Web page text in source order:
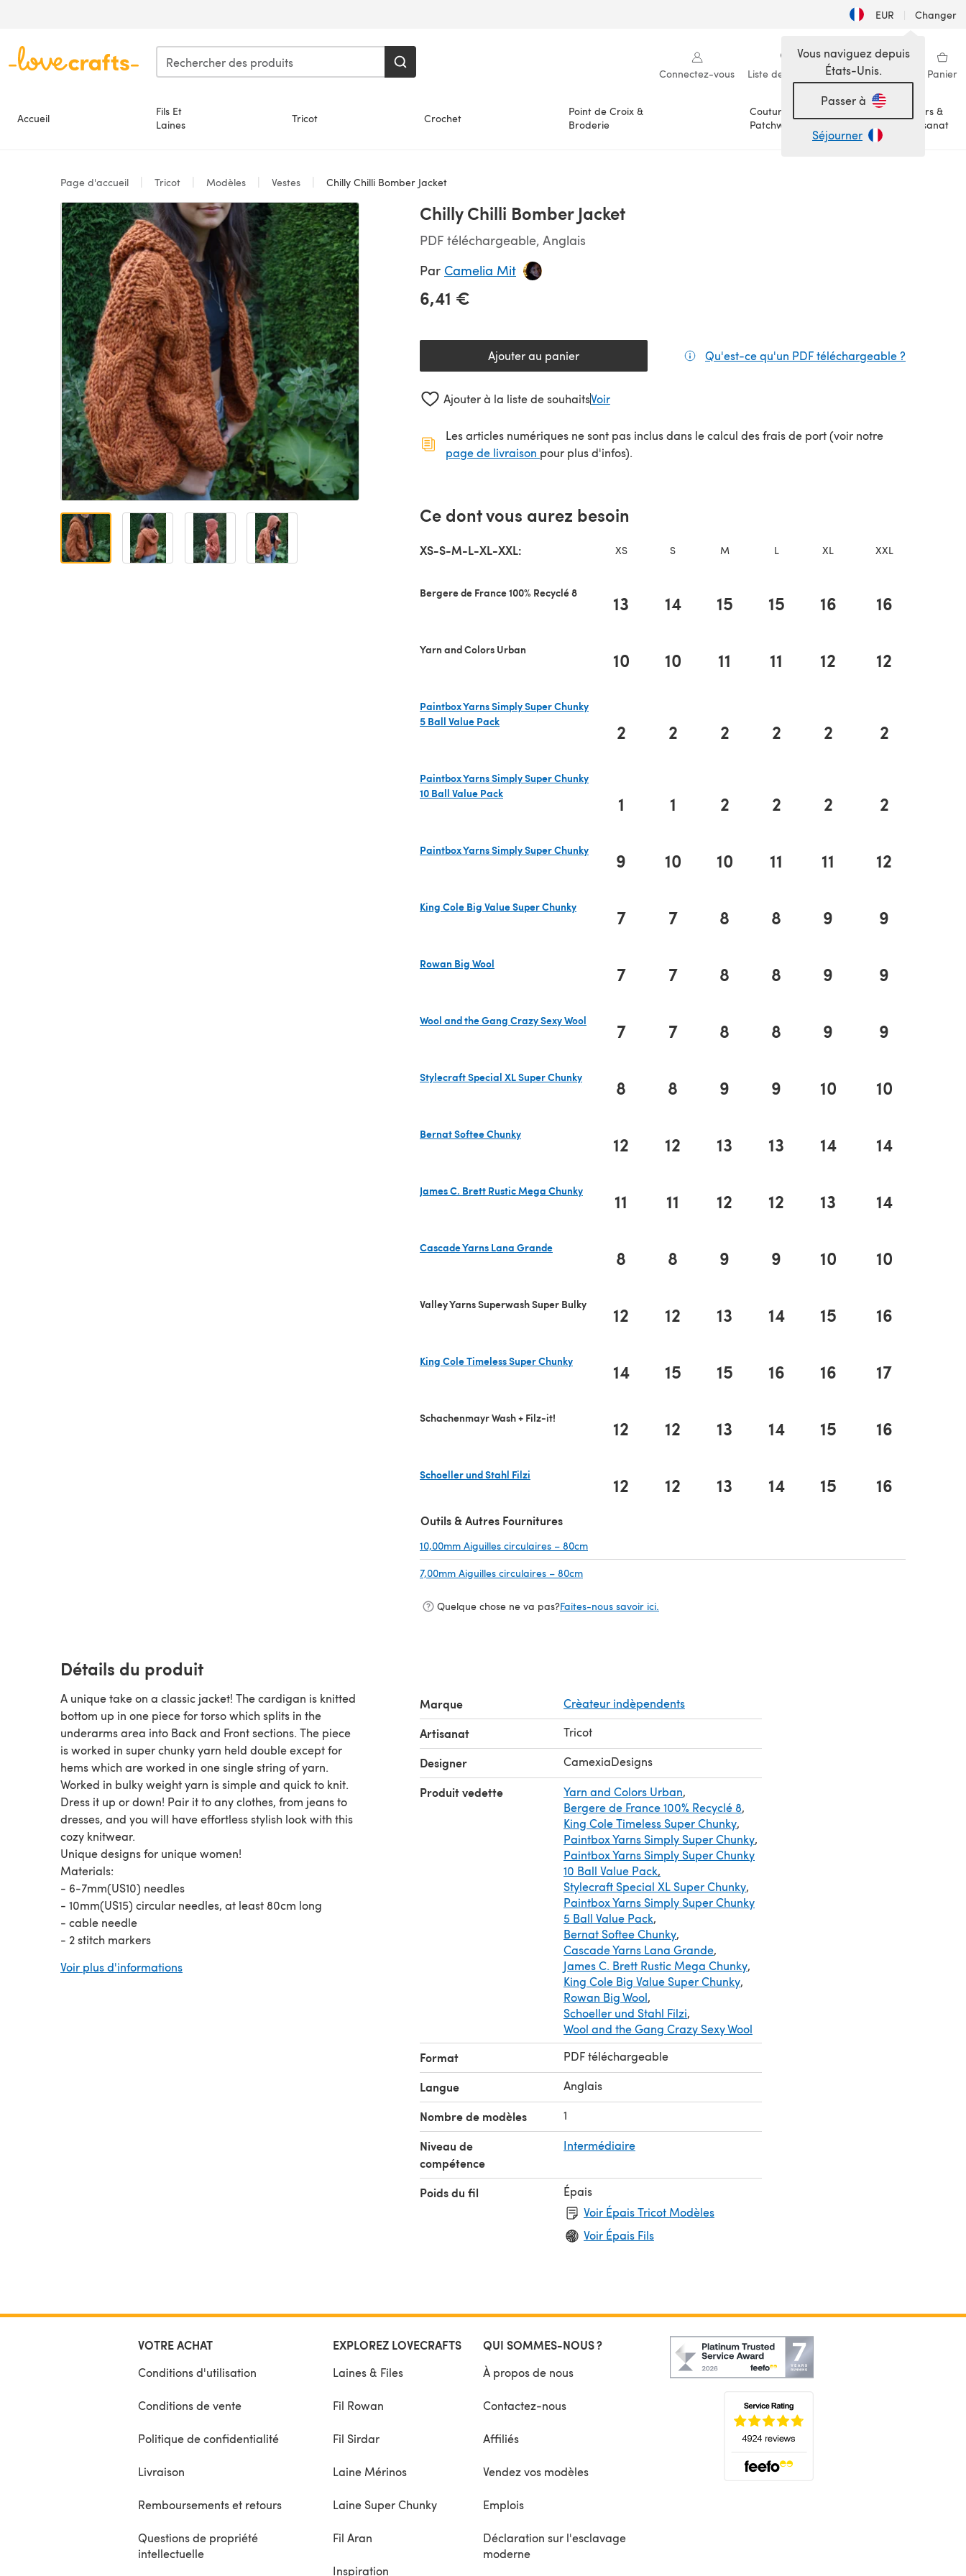
EUR | Changer
Connectez-vous Liste de souhaits Ma bibliothèque Panier
Accueil
Fils Et
Laines
Tricot Crochet
Point de Croix &
Broderie
Couture &
Patchwork
Loisirs &
Artisanat
Vous naviguez depuis
États-Unis.
Passer à
Séjourner
Page d'accueil Tricot Modèles Vestes Chilly Chilli Bomber Jacket
Chilly Chilli Bomber Jacket
PDF téléchargeable, Anglais
Par Camelia Mit
6,41 €
Ajouter au panier Qu'est-ce qu'un PDF téléchargeable ?
Ajouter à la liste de souhaitsVoir
Les articles numériques ne sont pas inclus dans le calcul des frais de port (voir notre
page de livraison (s'ouvre dans un nouvel onglet)
pour plus d'infos).
Ce dont vous aurez besoin
XS-S-M-L-XL-XXL: XS S M L XL XXL
Bergere de France 100% Recyclé 8 13 14 15 15 16 16
Yarn and Colors Urban 10 10 11 11 12 12
Paintbox Yarns Simply Super Chunky
5 Ball Value Pack
2 2 2 2 2 2
Paintbox Yarns Simply Super Chunky
10 Ball Value Pack
1 1 2 2 2 2
Paintbox Yarns Simply Super Chunky
9 10 10 11 11 12
King Cole Big Value Super Chunky
7 7 8 8 9 9
Rowan Big Wool
7 7 8 8 9 9
Wool and the Gang Crazy Sexy Wool
7 7 8 8 9 9
Stylecraft Special XL Super Chunky
8 8 9 9 10 10
Bernat Softee Chunky
12 12 13 13 14 14
James C. Brett Rustic Mega Chunky
11 11 12 12 13 14
Cascade Yarns Lana Grande
8 8 9 9 10 10
Valley Yarns Superwash Super Bulky 12 12 13 14 15 16
King Cole Timeless Super Chunky
14 15 15 16 16 17
Schachenmayr Wash + Filz-it! 12 12 13 14 15 16
Schoeller und Stahl Filzi
12 12 13 14 15 16
Outils & Autres Fournitures
10,00mm Aiguilles circulaires – 80cm
7,00mm Aiguilles circulaires – 80cm
Quelque chose ne va pas?Faites-nous savoir ici.
Détails du produit
A unique take on a classic jacket! The cardigan is knitted
bottom up in one piece for torso which splits in the
underarms area into Back and Front sections. The piece
is worked in super chunky yarn held double except for
hems which are worked in one single string of yarn.
Worked in bulky weight yarn is simple and quick to knit.
Dress it up or down! Pair it to any clothes, from jeans to
dresses, and you will have effortless stylish look with this
cozy knitwear.
Unique designs for unique women!
Materials:
- 6-7mm(US10) needles
- 10mm(US15) circular needles, at least 80cm long
- cable needle
- 2 stitch markers
held double for the most of this project.
Voir plus d'informations
Marque Crèateur indèpendents
Artisanat Tricot
Designer CamexiaDesigns
Produit vedette Yarn and Colors Urban,
Bergere de France 100% Recyclé 8,
King Cole Timeless Super Chunky,
Paintbox Yarns Simply Super Chunky,
Paintbox Yarns Simply Super Chunky
10 Ball Value Pack,
Stylecraft Special XL Super Chunky,
Paintbox Yarns Simply Super Chunky
5 Ball Value Pack,
Bernat Softee Chunky,
Cascade Yarns Lana Grande,
James C. Brett Rustic Mega Chunky,
King Cole Big Value Super Chunky,
Rowan Big Wool,
Schoeller und Stahl Filzi,
Wool and the Gang Crazy Sexy Wool
Format PDF téléchargeable
Langue Anglais
Nombre de modèles 1
Niveau de
compétence
Intermédiaire
Poids du fil
Épais
Voir Épais Tricot Modèles
Voir Épais Fils
VOTRE ACHAT
Conditions d'utilisation
Conditions de vente
Politique de confidentialité
Livraison
Remboursements et retours
Questions de propriété
intellectuelle
EXPLOREZ LOVECRAFTS
Laines & Files
Fil Rowan
Fil Sirdar
Laine Mérinos
Laine Super Chunky
Fil Aran
Inspiration
QUI SOMMES-NOUS ?
À propos de nous
Contactez-nous
Affiliés
Vendez vos modèles
Emplois
Déclaration sur l'esclavage
moderne